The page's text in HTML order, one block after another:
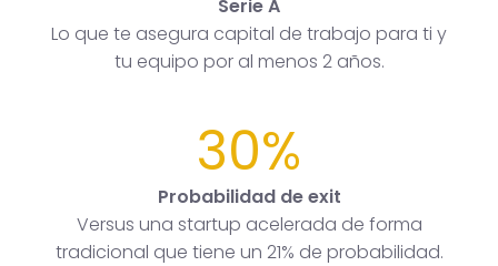
Serie A
Lo que te asegura capital de trabajo para ti y
tu equipo por al menos 2 años.
30%
Probabilidad de exit
Versus una startup acelerada de forma
tradicional que tiene un 21% de probabilidad.